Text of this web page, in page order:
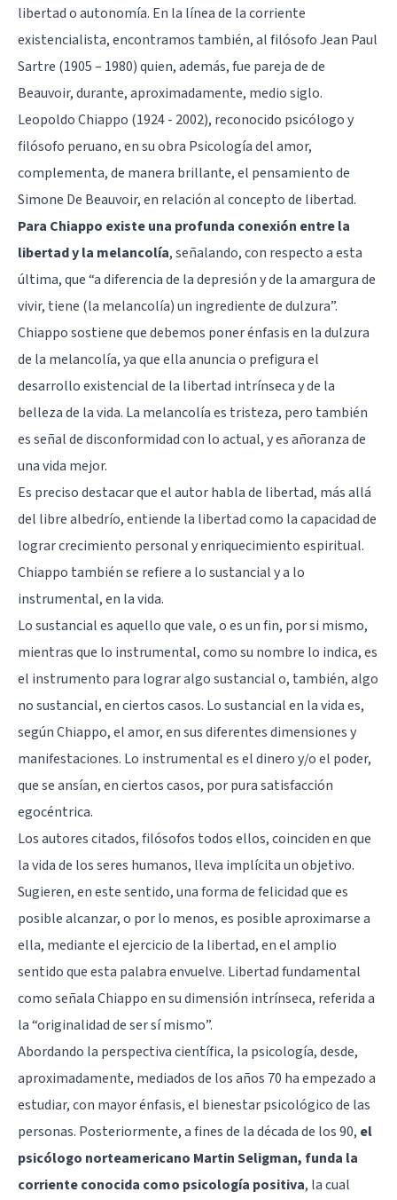
libertad o autonomía. En la línea de la corriente
existencialista, encontramos también, al filósofo Jean Paul
Sartre (1905 – 1980) quien, además, fue pareja de de
Beauvoir, durante, aproximadamente, medio siglo.
Leopoldo Chiappo (1924 - 2002), reconocido psicólogo y
filósofo peruano, en su obra Psicología del amor,
complementa, de manera brillante, el pensamiento de
Simone De Beauvoir, en relación al concepto de libertad.
Para Chiappo existe una profunda conexión entre la
libertad y la melancolía, señalando, con respecto a esta
última, que “a diferencia de la depresión y de la amargura de
vivir, tiene (la melancolía) un ingrediente de dulzura”.
Chiappo sostiene que debemos poner énfasis en la dulzura
de la melancolía, ya que ella anuncia o prefigura el
desarrollo existencial de la libertad intrínseca y de la
belleza de la vida. La melancolía es tristeza, pero también
es señal de disconformidad con lo actual, y es añoranza de
una vida mejor.
Es preciso destacar que el autor habla de libertad, más allá
del libre albedrío, entiende la libertad como la capacidad de
lograr crecimiento personal y enriquecimiento espiritual.
Chiappo también se refiere a lo sustancial y a lo
instrumental, en la vida.
Lo sustancial es aquello que vale, o es un fin, por si mismo,
mientras que lo instrumental, como su nombre lo indica, es
el instrumento para lograr algo sustancial o, también, algo
no sustancial, en ciertos casos. Lo sustancial en la vida es,
según Chiappo, el amor, en sus diferentes dimensiones y
manifestaciones. Lo instrumental es el dinero y/o el poder,
que se ansían, en ciertos casos, por pura satisfacción
egocéntrica.
Los autores citados, filósofos todos ellos, coinciden en que
la vida de los seres humanos, lleva implícita un objetivo.
Sugieren, en este sentido, una forma de felicidad que es
posible alcanzar, o por lo menos, es posible aproximarse a
ella, mediante el ejercicio de la libertad, en el amplio
sentido que esta palabra envuelve. Libertad fundamental
como señala Chiappo en su dimensión intrínseca, referida a
la “originalidad de ser sí mismo”.
Abordando la perspectiva científica, la psicología, desde,
aproximadamente, mediados de los años 70 ha empezado a
estudiar, con mayor énfasis, el bienestar psicológico de las
personas. Posteriormente, a fines de la década de los 90, el
psicólogo norteamericano Martin Seligman, funda la
corriente conocida como psicología positiva, la cual